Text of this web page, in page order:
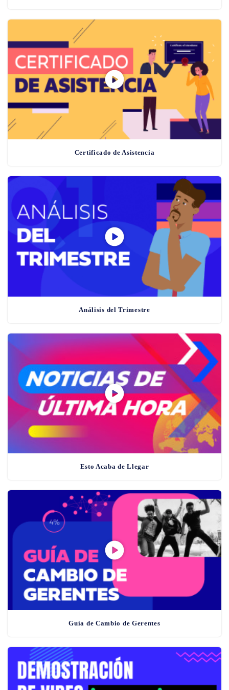
Certificado de Asistencia
Análisis del Trimestre
Esto Acaba de Llegar
Guía de Cambio de Gerentes